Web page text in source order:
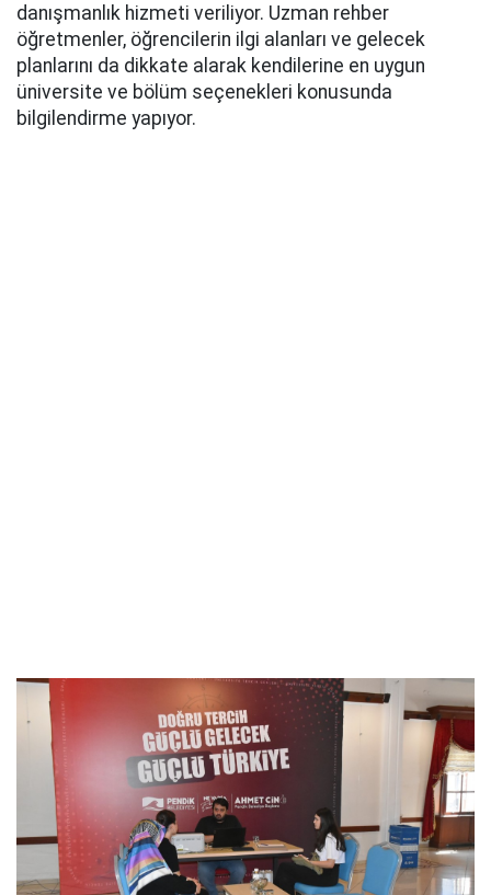
danışmanlık hizmeti veriliyor. Uzman rehber
öğretmenler, öğrencilerin ilgi alanları ve gelecek
planlarını da dikkate alarak kendilerine en uygun
üniversite ve bölüm seçenekleri konusunda
bilgilendirme yapıyor.